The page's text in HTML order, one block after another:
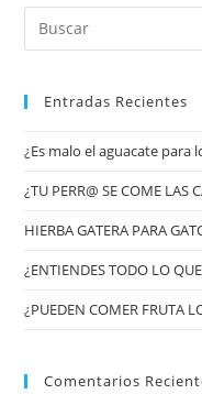
Entradas Recientes
¿Es malo el aguacate para
¿TU PERR@ SE COME LAS
HIERBA GATERA PARA
¿ENTIENDES TODO LO
¿PUEDEN COMER FRUTA
Comentarios